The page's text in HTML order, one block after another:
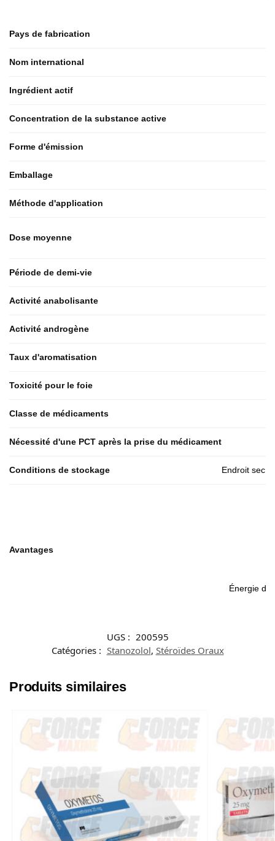
Pays de fabrication
Nom international
Ingrédient actif
Concentration de la substance active
Forme d'émission
Emballage
Méthode d'application
Dose moyenne
Période de demi-vie
Activité anabolisante
Activité androgène
Taux d'aromatisation
Toxicité pour le foie
Classe de médicaments
Nécessité d'une PCT après la prise du médicament
Conditions de stockage Endroit sec
Avantages
Énergie
UGS : 200595
Catégories : Stanozolol, Stéroïdes Oraux
Produits similaires